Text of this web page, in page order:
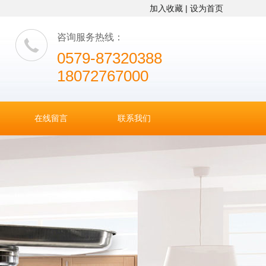
加入收藏 | 设为首页
咨询服务热线：
0579-87320388
18072767000
在线留言 联系我们